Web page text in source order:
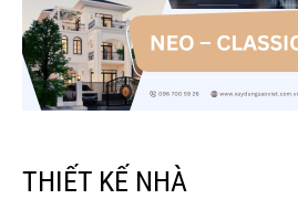
THIẾT KẾ NHÀ